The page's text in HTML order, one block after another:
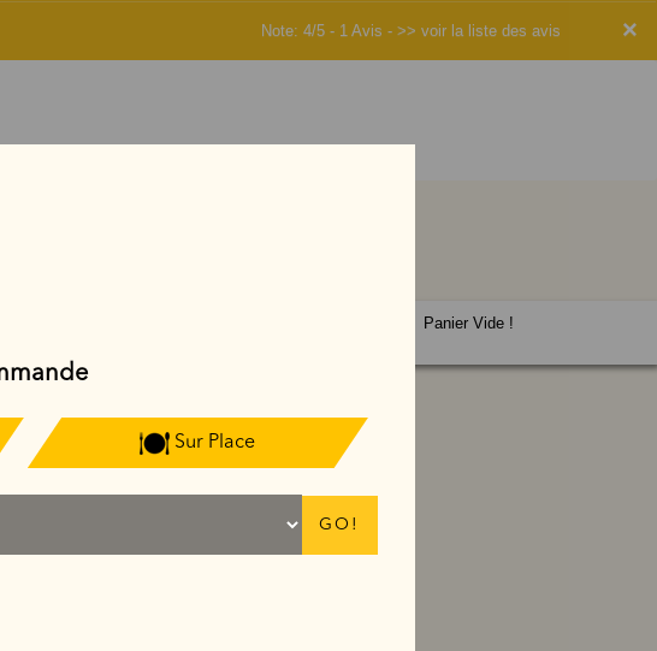
×
Note: 4/5 - 1 Avis - >> voir la liste des avis
Panier Vide !